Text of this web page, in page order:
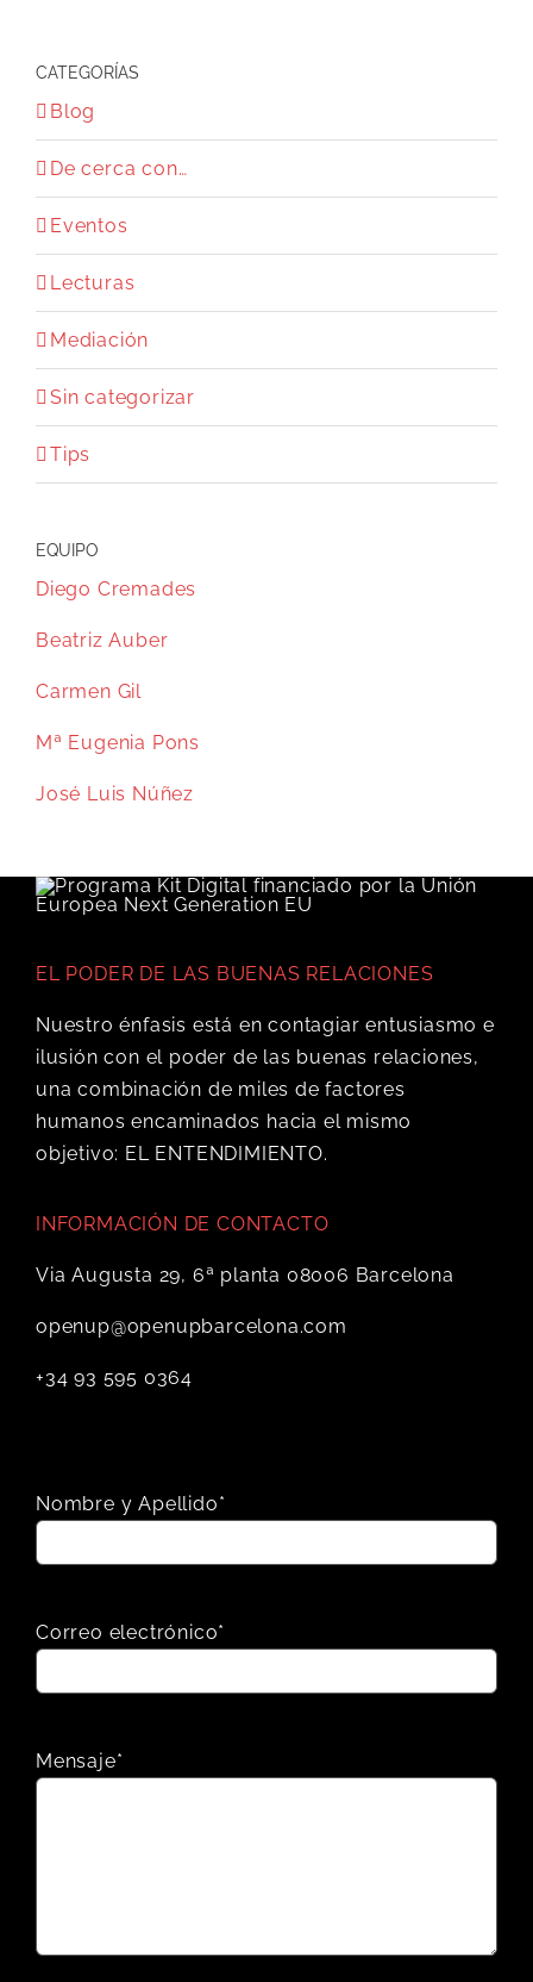
CATEGORÍAS
Blog
De cerca con…
Eventos
Lecturas
Mediación
Sin categorizar
Tips
EQUIPO
Diego Cremades
Beatriz Auber
Carmen Gil
Mª Eugenia Pons
José Luis Núñez
EL PODER DE LAS BUENAS RELACIONES
Nuestro énfasis está en contagiar entusiasmo e
ilusión con el poder de las buenas relaciones,
una combinación de miles de factores
humanos encaminados hacia el mismo
objetivo: EL ENTENDIMIENTO.
INFORMACIÓN DE CONTACTO
Via Augusta 29, 6ª planta 08006 Barcelona
openup@openupbarcelona.com
+34 93 595 0364
Nombre y Apellido*
Correo electrónico*
Mensaje*